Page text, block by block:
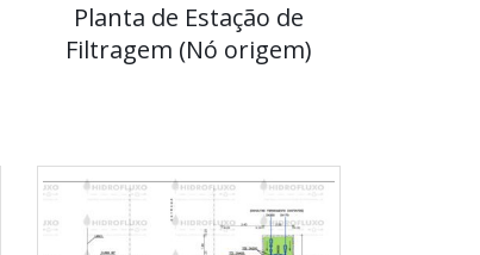
Planta de Estação de
Filtragem (Nó origem)